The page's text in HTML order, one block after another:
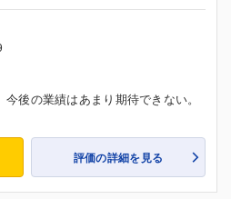
後の業績はあまり期待できない。
評価の詳細を見る